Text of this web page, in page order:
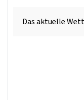
Das aktuelle